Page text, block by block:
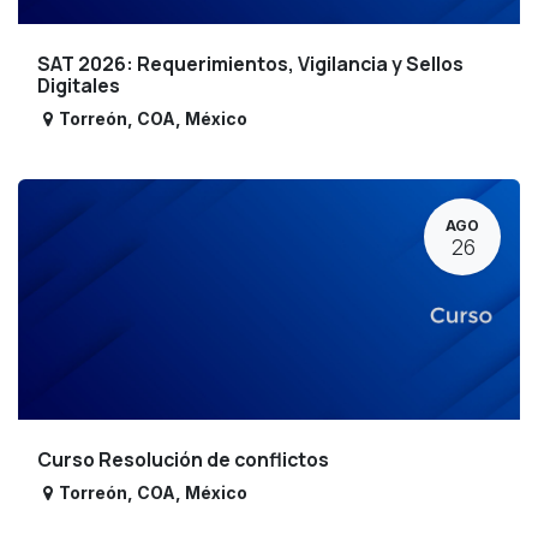
SAT 2026: Requerimientos, Vigilancia y Sellos
Digitales
Torreón COA México
AGO
26
Curso Resolución de conflictos
Torreón COA México